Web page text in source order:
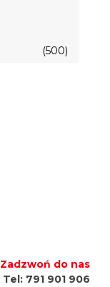
(500)
Zadzwoń do nas
Tel: 791 901 906